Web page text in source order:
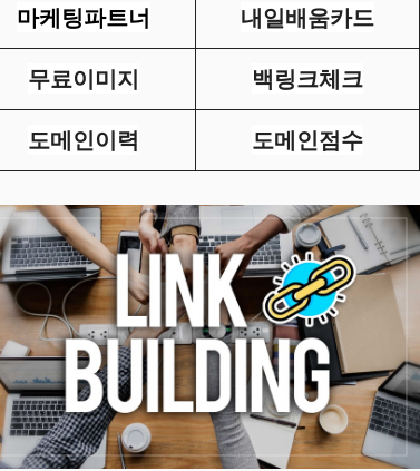
마케팅파트너 내일배움카드
무료이미지 백링크체크
도메인이력 도메인점수